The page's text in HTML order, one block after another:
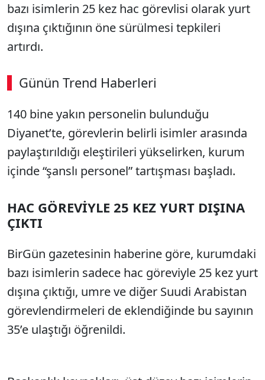
bazı isimlerin 25 kez hac görevlisi olarak yurt
dışına çıktığının öne sürülmesi tepkileri
artırdı.
Günün Trend Haberleri
00:02 / 09:08
140 bine yakın personelin bulunduğu
Diyanet’te, görevlerin belirli isimler arasında
paylaştırıldığı eleştirileri yükselirken, kurum
içinde “şanslı personel” tartışması başladı.
HAC GÖREVİYLE 25 KEZ YURT DIŞINA
ÇIKTI
BirGün gazetesinin haberine göre, kurumdaki
bazı isimlerin sadece hac göreviyle 25 kez yurt
dışına çıktığı, umre ve diğer Suudi Arabistan
görevlendirmeleri de eklendiğinde bu sayının
35’e ulaştığı öğrenildi.